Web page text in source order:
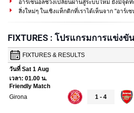
อาร์เซน่อลช่วงเปลี่ยนผ่านสู่ระบบใหม่ ยังมีจุด
สิ่งใหม่ๆ ในเชิงแท็กติกที่เราได้เห็นจาก "อาร์เ
FIXTURES : โปรแกรมการแข่งขัน